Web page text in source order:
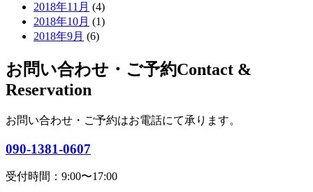
2018年11月 (4)
2018年10月 (1)
2018年9月 (6)
お問い合わせ・ご予約Contact &
Reservation
お問い合わせ・ご予約はお電話にて承ります。
090-1381-0607
受付時間：9:00〜17:00